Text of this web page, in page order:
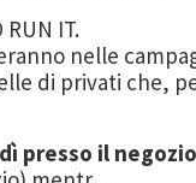
IT.
nelle
di privati che,
presso il